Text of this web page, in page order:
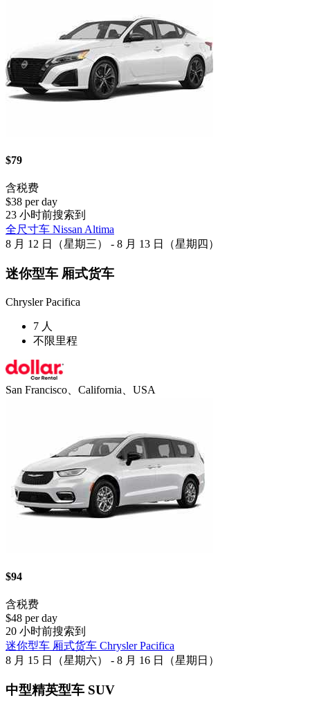
$79
含税费
$38 per day
23 小时前搜索到
全尺寸车 Nissan Altima
8 月 12 日（星期三） - 8 月 13 日（星期四）
迷你型车 厢式货车
Chrysler Pacifica
7 人
不限里程
San Francisco、California、USA
$94
含税费
$48 per day
20 小时前搜索到
迷你型车 厢式货车 Chrysler Pacifica
8 月 15 日（星期六） - 8 月 16 日（星期日）
中型精英型车 SUV